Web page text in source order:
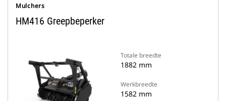
Mulchers
HM416 Greepbeperker
Totale breedte
1882 mm
Werkbreedte
1582 mm